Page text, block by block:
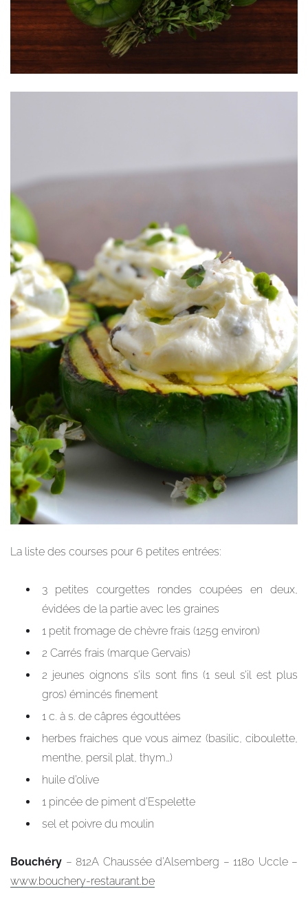
La liste des courses pour 6 petites entrées:
3 petites courgettes rondes coupées en deux,
évidées de la partie avec les graines
1 petit fromage de chèvre frais (125g environ)
2 Carrés frais (marque Gervais)
2 jeunes oignons s’ils sont fins (1 seul s’il est plus
gros) émincés finement
1 c. à s. de câpres égouttées
herbes fraiches que vous aimez (basilic, ciboulette,
menthe, persil plat, thym…)
huile d’olive
1 pincée de piment d’Espelette
sel et poivre du moulin
Bouchéry – 812A Chaussée d’Alsemberg – 1180 Uccle –
www.bouchery-restaurant.be